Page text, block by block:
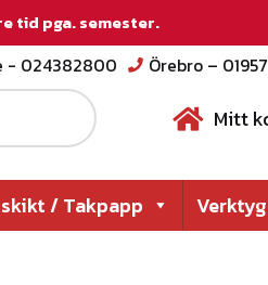
tid pga. semester.
- 024382800 Örebro –
Mitt
/ Takpapp Verktyg